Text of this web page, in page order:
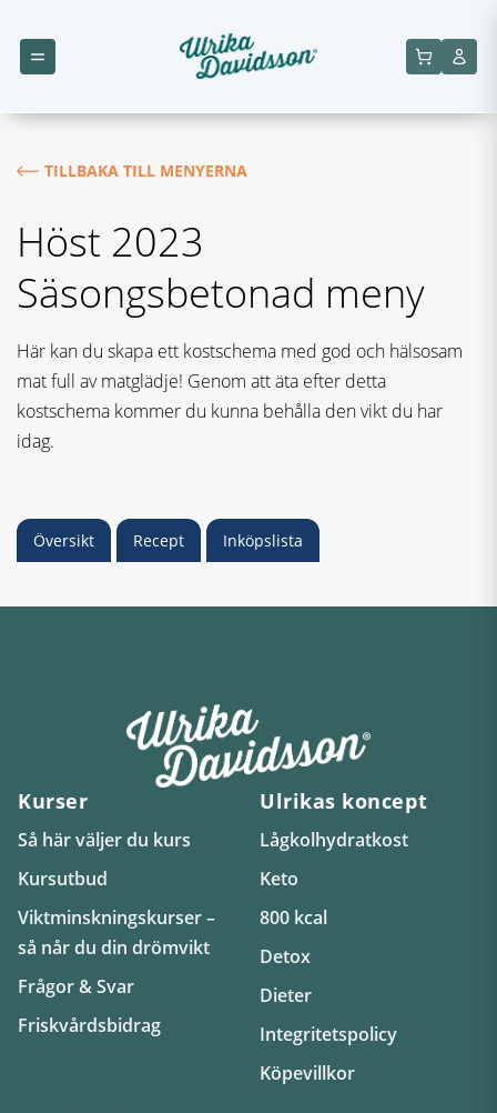
TILLBAKA TILL MENYERNA
Höst 2023
Säsongsbetonad meny
Här kan du skapa ett kostschema med god och hälsosam
mat full av matglädje! Genom att äta efter detta
kostschema kommer du kunna behålla den vikt du har
idag.
Översikt Recept Inköpslista
Kurser
Så här väljer du kurs
Kursutbud
Viktminskningskurser –
så når du din drömvikt
Frågor & Svar
Friskvårdsbidrag
Ulrikas koncept
Lågkolhydratkost
Keto
800 kcal
Detox
Dieter
Integritetspolicy
Köpevillkor